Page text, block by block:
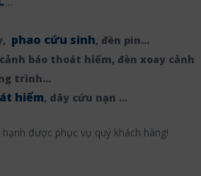
phao cứu sinh, đèn pin…
báo thoát hiểm, đèn xoay cảnh
trình…
hiểm, dây cứu nạn …
được phục vụ quý khách hàng!